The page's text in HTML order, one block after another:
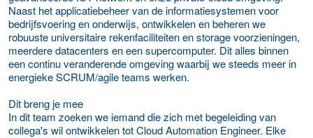
Naast het applicatiebeheer van de informatiesystemen voor
bedrijfsvoering en onderwijs, ontwikkelen en beheren we
robuuste universitaire rekenfaciliteiten en storage voorzieningen,
meerdere datacenters en een supercomputer. Dit alles binnen
een continu veranderende omgeving waarbij we steeds meer in
energieke SCRUM/agile teams werken.
Dit breng je mee
In dit team zoeken we iemand die zich met begeleiding van
collega's wil ontwikkelen tot Cloud Automation Engineer. Elke